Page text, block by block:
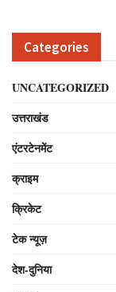
Categories
UNCATEGORIZED
उत्तराखंड
एंटरटेनमेंट
क्राइम
क्रिकेट
टेक न्यूज़
देश-दुनिया